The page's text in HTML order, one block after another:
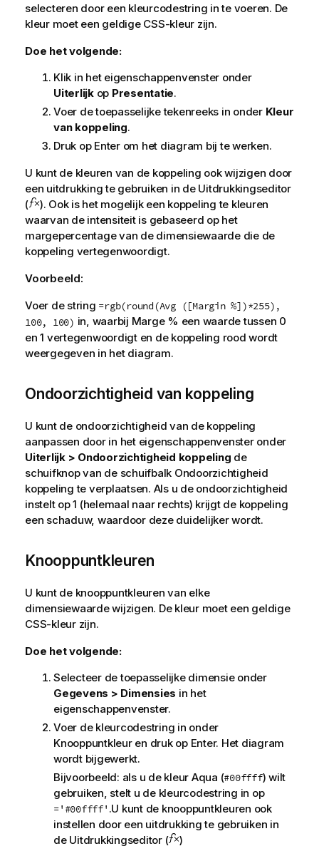
selecteren door een kleurcodestring in te voeren. De
kleur moet een geldige CSS-kleur zijn.
Doe het volgende:
Klik in het eigenschappenvenster onder
Uiterlijkop Presentatie.
Voer de toepasselijke tekenreeks in onder Kleur
van koppeling.
Druk op Enter om het diagram bij te werken.
U kunt de kleuren van de koppeling ook wijzigen door
een uitdrukking te gebruiken in de Uitdrukkingseditor
(
). Ook is het mogelijk een koppeling te kleuren
waarvan de intensiteit is gebaseerd op het
margepercentage van de dimensiewaarde die de
koppeling vertegenwoordigt.
Voorbeeld:
Voer de string =rgb(round(Avg ([Margin %])*255),
100, 100) in, waarbij Marge % een waarde tussen 0
en 1 vertegenwoordigt en de koppeling rood wordt
weergegeven in het diagram.
Ondoorzichtigheid van koppeling
U kunt de ondoorzichtigheid van de koppeling
aanpassen door in het eigenschappenvenster onder
Uiterlijk > Ondoorzichtigheid koppeling de
schuifknop van de schuifbalk Ondoorzichtigheid
koppeling te verplaatsen. Als u de ondoorzichtigheid
instelt op 1 (helemaal naar rechts) krijgt de koppeling
een schaduw, waardoor deze duidelijker wordt.
Knooppuntkleuren
U kunt de knooppuntkleuren van elke
dimensiewaarde wijzigen. De kleur moet een geldige
CSS-kleur zijn.
Doe het volgende:
Selecteer de toepasselijke dimensie onder
Gegevens > Dimensies in het
eigenschappenvenster.
Voer de kleurcodestring in onder
Knooppuntkleur en druk op Enter. Het diagram
wordt bijgewerkt.
Bijvoorbeeld: als u de kleur Aqua (#00ffff) wilt
gebruiken, stelt u de kleurcodestring in op
='#00ffff' .U kunt de knooppuntkleuren ook
instellen door een uitdrukking te gebruiken in
de Uitdrukkingseditor (
)